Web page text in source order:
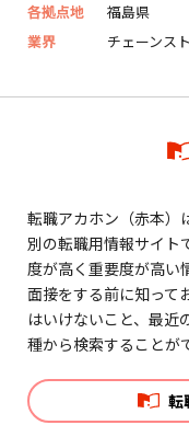
各拠点地
福島県
業界
チェーンス
転職アカホン（赤本）
別の転職用情報サイト
度が高く重要度が高い
面接をする前に知って
はいけないこと、最近
種から検索することが
転